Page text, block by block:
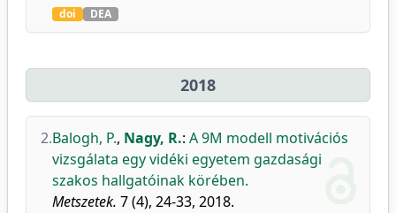
doi DEA
2018
2.Balogh, P., Nagy, R.: A 9M modell motivációs
vizsgálata egy vidéki egyetem gazdasági
szakos hallgatóinak körében.
Metszetek. 7 (4), 24-33, 2018.